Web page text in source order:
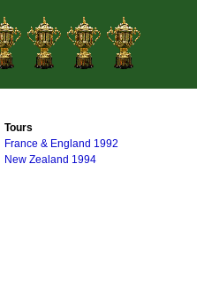
Tours
France & England 1992
New Zealand 1994